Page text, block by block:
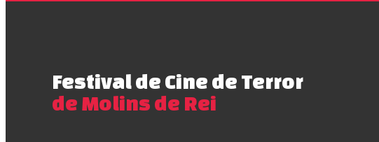
Festival de Cine de Terror
de Molins de Rei